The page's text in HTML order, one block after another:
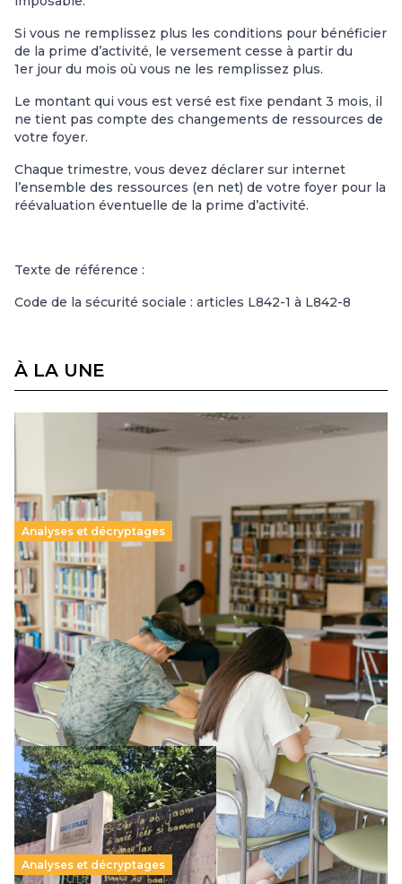
Si vous ne remplissez plus les conditions pour bénéficier
de la prime d’activité, le versement cesse à partir du
1er jour du mois où vous ne les remplissez plus.
Le montant qui vous est versé est fixe pendant 3 mois, il
ne tient pas compte des changements de ressources de
votre foyer.
Chaque trimestre, vous devez déclarer sur internet
l’ensemble des ressources (en net) de votre foyer pour la
réévaluation éventuelle de la prime d’activité.
Texte de référence :
Code de la sécurité sociale : articles L842-1 à L842-8
À LA UNE
Analyses et décryptages
Supérieur privé : une dérive qui met à mal la
promesse républicaine
11 juillet 2026-
Le projet de loi sur la régulation de l’enseignement
supérieur privé met en lumière l’amplification d’un système
qui relègue l’acte pédagogique au superfétatoire, voire à…
Lire la suite →
Analyses et décryptages